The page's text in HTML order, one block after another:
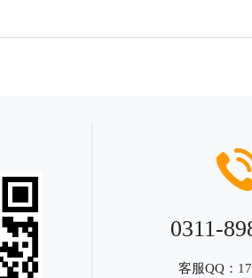
0311-
客服QQ：